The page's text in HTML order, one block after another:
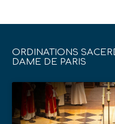
ORDINATIONS
DAME DE PARIS